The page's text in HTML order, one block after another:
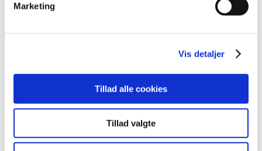
Marketing
Vis detaljer
Tillad alle cookies
Tillad valgte
2018 (150)
2014 (44)
2012 (44)
2010 (7)